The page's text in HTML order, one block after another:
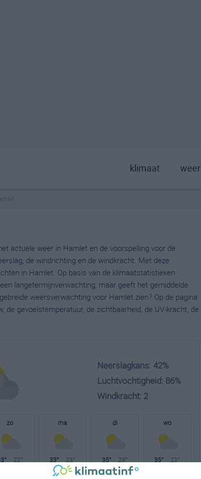
klimaat weer
actuele weer in Hamlet en de voorspelling voor de
de windrichting en de windkracht. Met deze
in Hamlet. Op basis van de klimaatstatistieken
langetermijnverwachting, maar geeft het gemiddelde
weersverwachting voor Hamlet zien? Op de pagina
gevoelstemperatuur, de zichtbaarheid, de UV-kracht, de
Neerslagkans: 42%
Luchtvochtigheid: 86%
Windkracht: 2
zo
22°
ma
33° 23°
di
35° 23°
wo
35° 22°